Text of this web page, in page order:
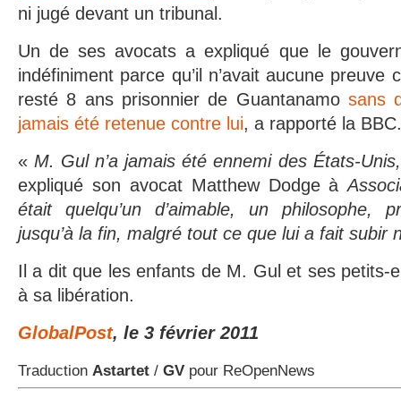
ni jugé devant un tribunal.
Un de ses avocats a expliqué que le
indéfiniment parce qu’il n’avait aucune preuve
resté 8 ans prisonnier de Guantanamo sans
jamais été retenue contre lui, a rapporté la BBC.
« M. Gul n’a jamais été ennemi des États-
expliqué son avocat Matthew Dodge à
était quelqu’un d’aimable, un philosophe,
jusqu’à la fin, malgré tout ce que lui a fait
Il a dit que les enfants de M. Gul et ses petits-
à sa libération.
GlobalPost, le 3 février 2011
Traduction Astartet / GV pour ReOpenNews